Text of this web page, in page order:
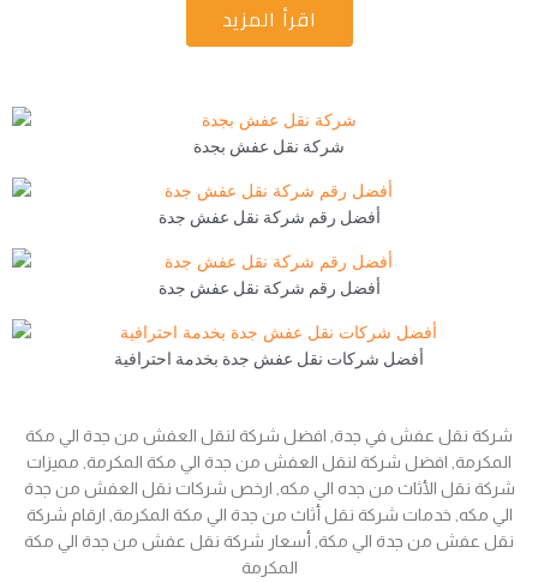
اقرأ المزيد
شركة نقل عفش بجدة
أفضل رقم شركة نقل عفش جدة
أفضل رقم شركة نقل عفش جدة
أفضل شركات نقل عفش جدة بخدمة احترافية
شركة نقل عفش في جدة, افضل شركة لنقل العفش من جدة الي مكة
المكرمة, افضل شركة لنقل العفش من جدة الي مكة المكرمة, مميزات
شركة نقل الأثاث من جده الي مكه, ارخص شركات نقل العفش من جدة
الي مكه, خدمات شركة نقل أثاث من جدة الي مكة المكرمة, ارقام شركة
نقل عفش من جدة الي مكة, أسعار شركة نقل عفش من جدة الي مكة
المكرمة